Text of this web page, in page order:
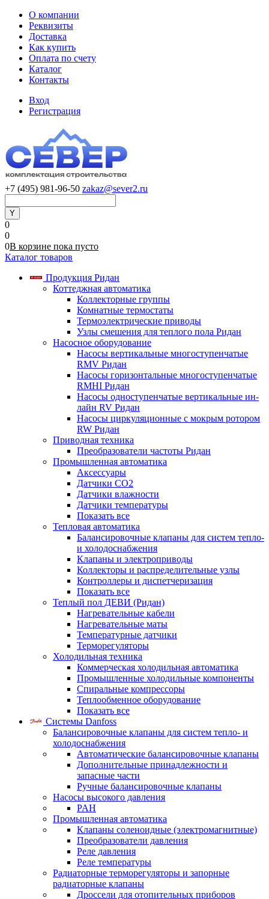
О компании
Реквизиты
Доставка
Как купить
Оплата по счету
Каталог
Контакты
Вход
Регистрация
+7 (495) 981-96-50 zakaz@sever2.ru
0
0
0В корзине пока пусто
Каталог товаров
Продукция Ридан
Коттеджная автоматика
Коллекторные группы
Комнатные термостаты
Термоэлектрические приводы
Узлы смешения для теплого пола Ридан
Насосное оборудование
Насосы вертикальные многоступенчатые
RMV Ридан
Насосы горизонтальные многоступенчатые
RMHI Ридан
Насосы одноступенчатые вертикальные ин-
лайн RV Ридан
Насосы циркуляционные с мокрым ротором
RW Ридан
Приводная техника
Преобразователи частоты Ридан
Промышленная автоматика
Аксессуары
Датчики CO2
Датчики влажности
Датчики температуры
Показать все
Тепловая автоматика
Балансировочные клапаны для систем тепло-
и холодоснабжения
Клапаны и электроприводы
Коллекторы и распределительные узлы
Контроллеры и диспетчеризация
Показать все
Теплый пол ДЕВИ (Ридан)
Нагревательные кабели
Нагревательные маты
Температурные датчики
Терморегуляторы
Холодильная техника
Коммерческая холодильная автоматика
Промышленные холодильные компоненты
Спиральные компрессоры
Теплообменное оборудование
Показать все
Системы Danfoss
Балансировочные клапаны для систем тепло- и
холодоснабжения
Автоматические балансировочные клапаны
Дополнительные принадлежности и
запасные части
Ручные балансировочные клапаны
Насосы высокого давления
PAH
Промышленная автоматика
Клапаны соленоидные (электромагнитные)
Преобразователи давления
Реле давления
Реле температуры
Радиаторные терморегуляторы и запорные
радиаторные клапаны
Дроссели для отопительных приборов